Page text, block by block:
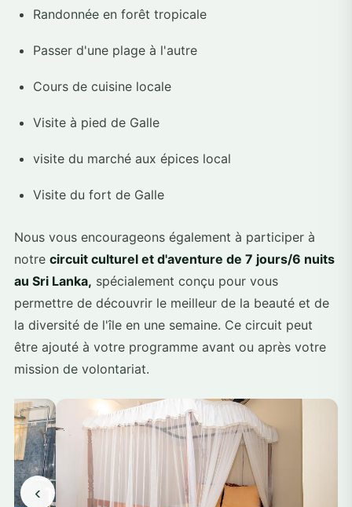
Randonnée en forêt tropicale
Passer d'une plage à l'autre
Cours de cuisine locale
Visite à pied de Galle
visite du marché aux épices local
Visite du fort de Galle
Nous vous encourageons également à participer à
notre circuit culturel et d'aventure de 7 jours/6 nuits
au Sri Lanka, spécialement conçu pour vous
permettre de découvrir le meilleur de la beauté et de
la diversité de l'île en une semaine. Ce circuit peut
être ajouté à votre programme avant ou après votre
mission de volontariat.
‹